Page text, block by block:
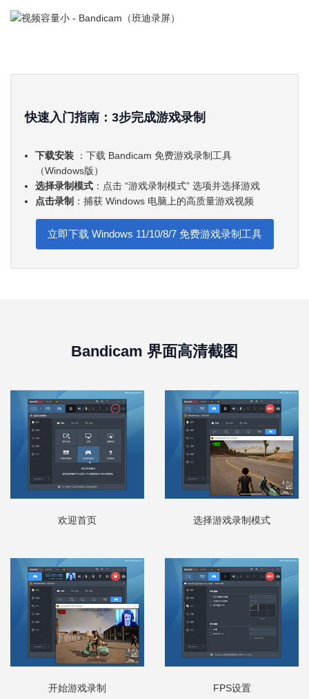
快速入门指南：3步完成游戏录制
下载安装 ：下载 Bandicam 免费游戏录制工具
（Windows版）
选择录制模式 ：点击 “游戏录制模式” 选项并选择游戏
点击录制 ：捕获 Windows 电脑上的高质量游戏视频
立即下载 Windows 11/10/8/7 免费游戏录制工具
Bandicam 界面高清截图
欢迎首页 选择游戏录制模式
开始游戏录制 FPS设置